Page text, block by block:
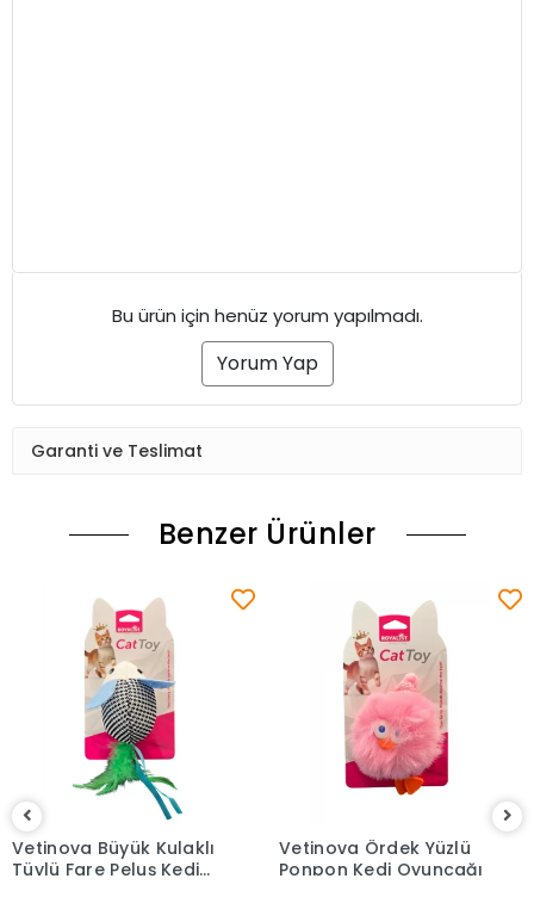
Bu ürün için henüz yorum yapılmadı.
Yorum Yap
Garanti ve Teslimat
Benzer Ürünler
Vetinova Büyük Kulaklı
Tüylü Fare Peluş Kedi
Vetinova Ördek Yüzlü
Ponpon Kedi Oyuncağı